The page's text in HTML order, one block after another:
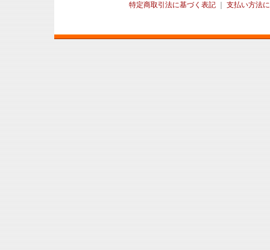
特定商取引法に基づく表記 支払い方法